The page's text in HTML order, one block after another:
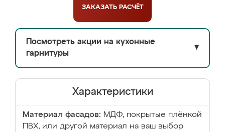
ЗАКАЗАТЬ РАСЧЁТ
Посмотреть акции на кухонные
гарнитуры
▼
Характеристики
Материал фасадов: МДФ, покрытые плёнкой
ПВХ, или другой материал на ваш выбор